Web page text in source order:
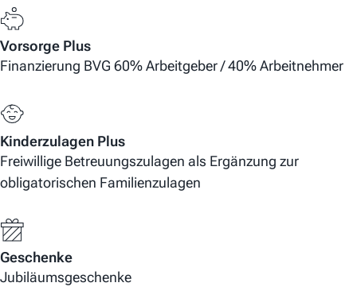
Vorsorge Plus
Finanzierung BVG 60% Arbeitgeber / 40% Arbeitnehmer
Kinderzulagen Plus
Freiwillige Betreuungszulagen als Ergänzung zur
obligatorischen Familienzulagen
Geschenke
Jubiläumsgeschenke